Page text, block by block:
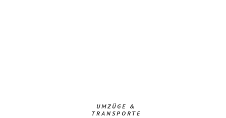
UMZÜGE &
TRANSPORTE